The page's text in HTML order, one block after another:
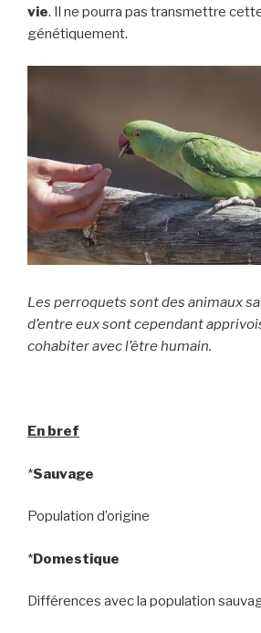
vie. Il ne pourra pas transmettre
génétiquement.
Les perroquets sont des animaux
d’entre eux sont cependant
cohabiter avec l’être humain.
En bref
*Sauvage
Population d’origine
*Domestique
Différences avec la population